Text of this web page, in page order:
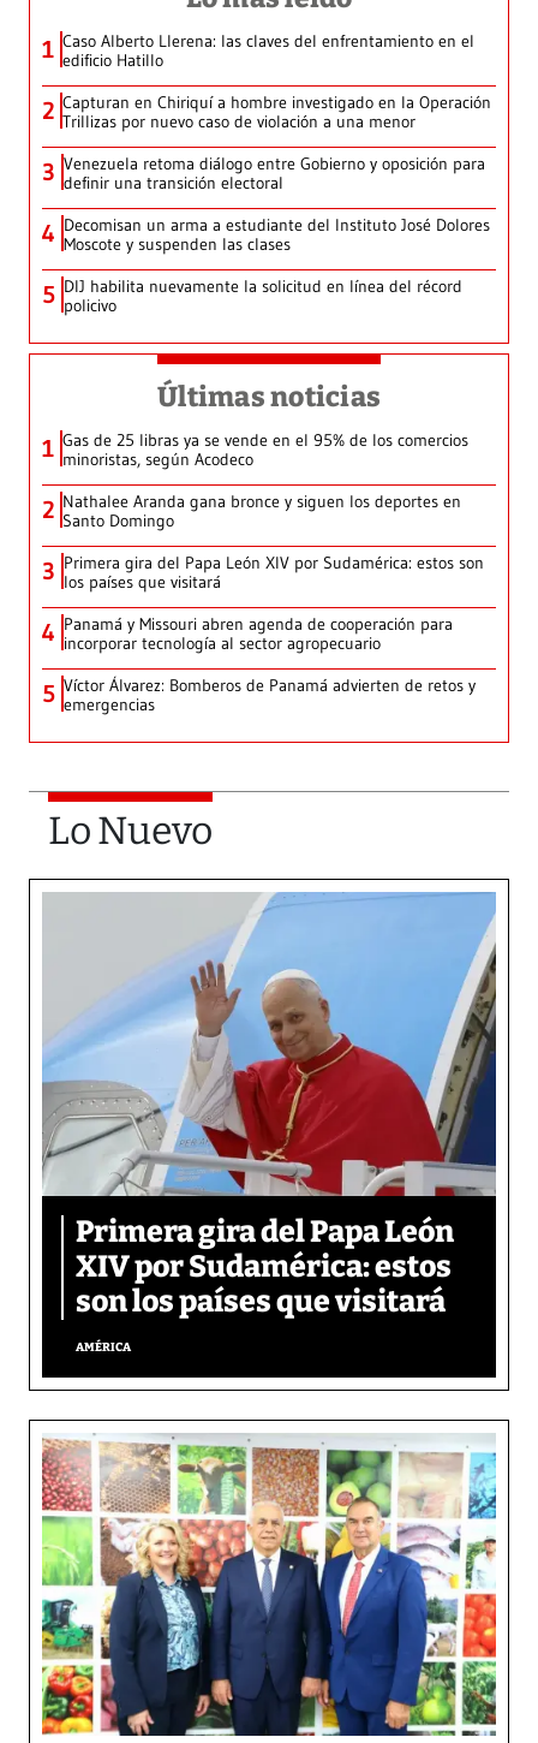
1 Caso Alberto Llerena: las claves del enfrentamiento en el
edificio Hatillo
2 Capturan en Chiriquí a hombre investigado en la Operación
Trillizas por nuevo caso de violación a una menor
3 Venezuela retoma diálogo entre Gobierno y oposición para
definir una transición electoral
4 Decomisan un arma a estudiante del Instituto José Dolores
Moscote y suspenden las clases
5 DIJ habilita nuevamente la solicitud en línea del récord
policivo
Últimas noticias
1 Gas de 25 libras ya se vende en el 95% de los comercios
minoristas, según Acodeco
2 Nathalee Aranda gana bronce y siguen los deportes en
Santo Domingo
3 Primera gira del Papa León XIV por Sudamérica: estos son
los países que visitará
4 Panamá y Missouri abren agenda de cooperación para
incorporar tecnología al sector agropecuario
5 Víctor Álvarez: Bomberos de Panamá advierten de retos y
emergencias
Lo Nuevo
Primera gira del Papa León
XIV por Sudamérica: estos
son los países que visitará
AMÉRICA